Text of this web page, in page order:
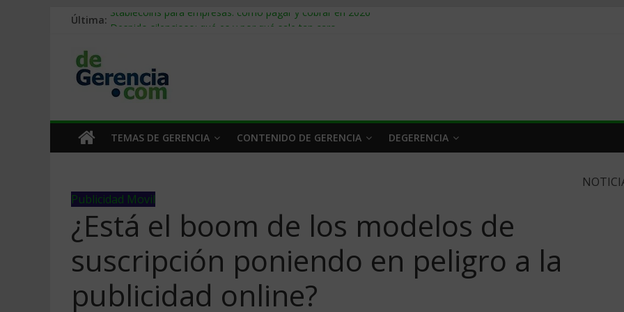
Última: Stablecoins para empresas: cómo pagar y cobrar en 2026
Trabajo forzoso en la cadena de suministro: qué hacer
Mercado hispano de EE. UU.: cómo segmentarlo y venderle
TEMAS DE GERENCIA CONTENIDO DE GERENCIA DEGERENCIA
Publicidad Movil
¿Está el boom de los modelos de
suscripción poniendo en peligro a la
publicidad online?